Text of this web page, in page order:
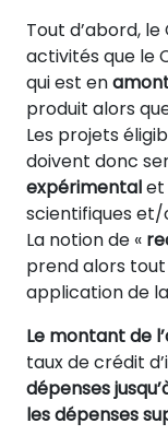
Tout d’abord,
activités que le
qui est en
produit alors
Les projets
doivent donc
expérimentalet
scientifiques et/
La notion de «
prend alors
application de
Le montant de
taux de crédit
dépenses
les dépenses